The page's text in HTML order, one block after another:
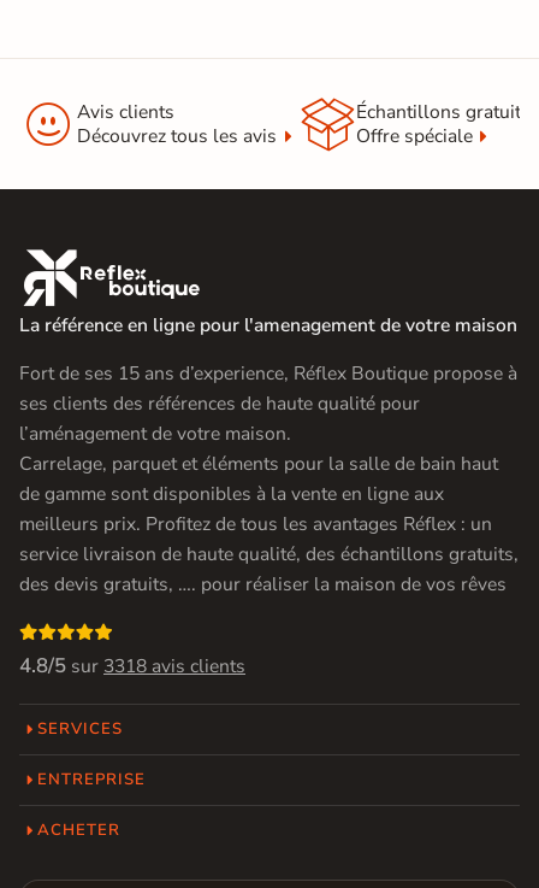
 Avis clients
Découvrez tous les avis
Échantillons gratuit
Offre spéciale

La référence en ligne pour l'amenagement de votre maison
Fort de ses 15 ans d’experience, Réflex Boutique propose à
ses clients des références de haute qualité pour
l’aménagement de votre maison.
Carrelage, parquet et éléments pour la salle de bain haut
de gamme sont disponibles à la vente en ligne aux
meilleurs prix. Profitez de tous les avantages Réflex : un
service livraison de haute qualité, des échantillons gratuits,
des devis gratuits, …. pour réaliser la maison de vos rêves

4.8/5 sur 3318 avis clients
SERVICES
ENTREPRISE
ACHETER